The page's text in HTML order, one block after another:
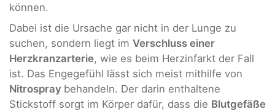
können.
Dabei ist die Ursache gar nicht in der Lunge zu
suchen, sondern liegt im Verschluss einer
Herzkranzarterie, wie es beim Herzinfarkt der Fall
ist. Das Engegefühl lässt sich meist mithilfe von
Nitrospray behandeln. Der darin enthaltene
Stickstoff sorgt im Körper dafür, dass die Blutgefäße